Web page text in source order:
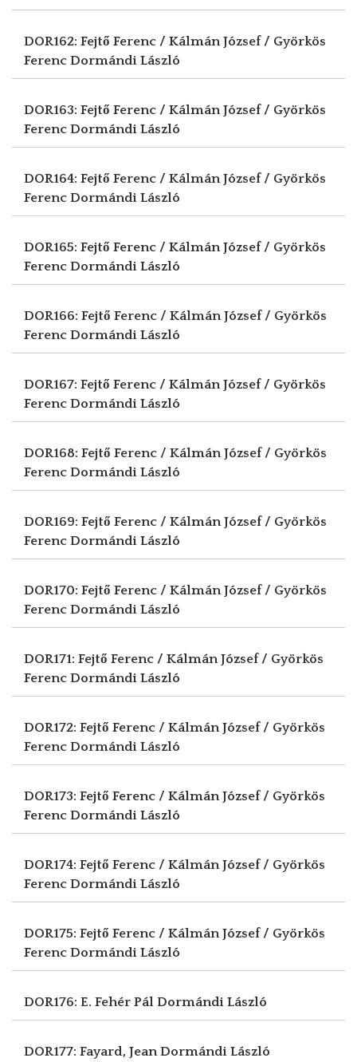
DOR162: Fejtő Ferenc / Kálmán József / Györkös
Ferenc Dormándi László
DOR163: Fejtő Ferenc / Kálmán József / Györkös
Ferenc Dormándi László
DOR164: Fejtő Ferenc / Kálmán József / Györkös
Ferenc Dormándi László
DOR165: Fejtő Ferenc / Kálmán József / Györkös
Ferenc Dormándi László
DOR166: Fejtő Ferenc / Kálmán József / Györkös
Ferenc Dormándi László
DOR167: Fejtő Ferenc / Kálmán József / Györkös
Ferenc Dormándi László
DOR168: Fejtő Ferenc / Kálmán József / Györkös
Ferenc Dormándi László
DOR169: Fejtő Ferenc / Kálmán József / Györkös
Ferenc Dormándi László
DOR170: Fejtő Ferenc / Kálmán József / Györkös
Ferenc Dormándi László
DOR171: Fejtő Ferenc / Kálmán József / Györkös
Ferenc Dormándi László
DOR172: Fejtő Ferenc / Kálmán József / Györkös
Ferenc Dormándi László
DOR173: Fejtő Ferenc / Kálmán József / Györkös
Ferenc Dormándi László
DOR174: Fejtő Ferenc / Kálmán József / Györkös
Ferenc Dormándi László
DOR175: Fejtő Ferenc / Kálmán József / Györkös
Ferenc Dormándi László
DOR176: E. Fehér Pál Dormándi László
DOR177: Fayard, JeanDormándi László